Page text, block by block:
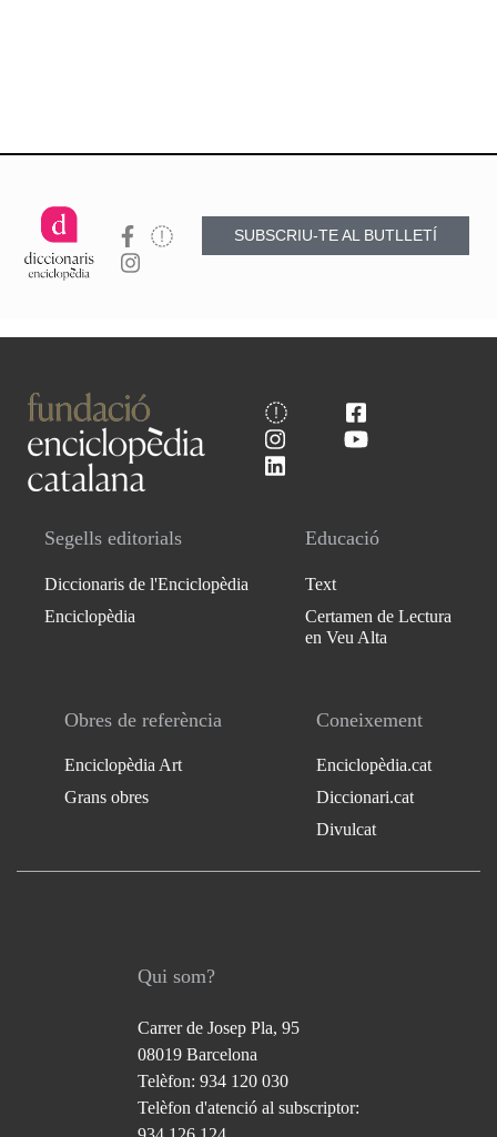
SUBSCRIU-TE AL BUTLLETÍ
Segells editorials
Diccionaris de l'Enciclopèdia
Enciclopèdia
Educació
Text
Certamen de Lectura
en Veu Alta
Obres de referència
Enciclopèdia Art
Grans obres
Coneixement
Enciclopèdia.cat
Diccionari.cat
Divulcat
Qui som?
Carrer de Josep Pla, 95
08019 Barcelona
Telèfon: 934 120 030
Telèfon d'atenció al subscriptor: